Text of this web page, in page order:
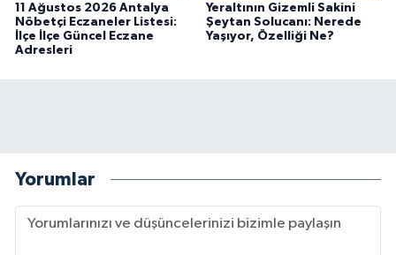
11 Ağustos 2026 Antalya
Nöbetçi Eczaneler Listesi:
İlçe İlçe Güncel Eczane
Adresleri
Yeraltının Gizemli Sakini
Şeytan Solucanı: Nerede
Yaşıyor, Özelliği Ne?
Yorumlar